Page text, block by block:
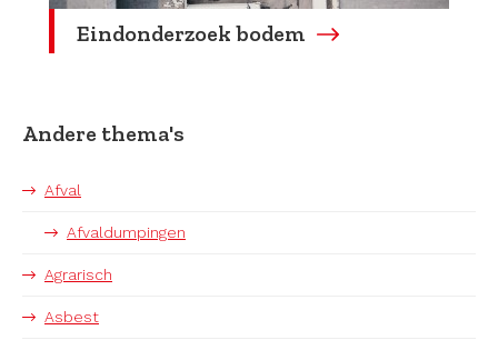
Eindonderzoek bodem
Andere thema's
Afval
Afvaldumpingen
Agrarisch
Asbest